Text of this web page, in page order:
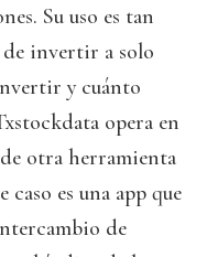
Su uso es tan
invertir a solo
y cuánto
opera en
otra herramienta
caso es una app que
de